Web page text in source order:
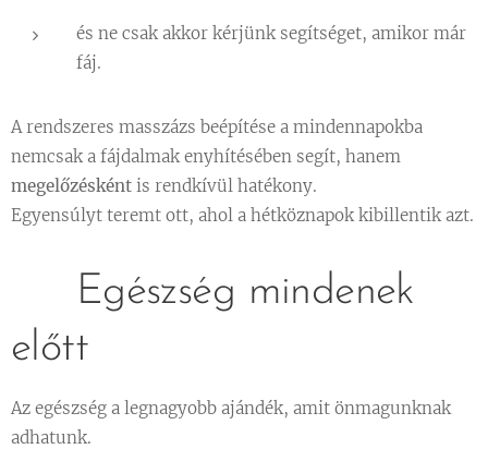
és ne csak akkor kérjünk segítséget, amikor már
fáj.
A rendszeres masszázs beépítése a mindennapokba
nemcsak a fájdalmak enyhítésében segít, hanem
megelőzésként is rendkívül hatékony.
Egyensúlyt teremt ott, ahol a hétköznapok kibillentik azt.
🌼 Egészség mindenek
előtt
Az egészség a legnagyobb ajándék, amit önmagunknak
adhatunk.